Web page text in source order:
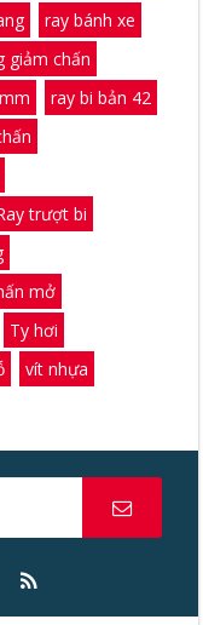
ray bánh xe
giảm chấn
ray bi bản 42
trượt bi
mở
Ty hơi
vít nhựa